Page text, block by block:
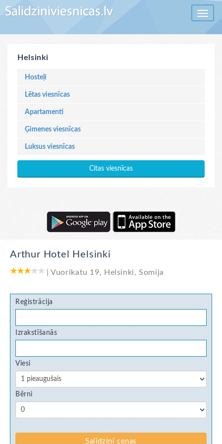
Toggle
Helsinki
Hosteļi
Lētas viesnīcas
Apartamenti
Ģimenes viesnīcas
Luksus viesnīcas
Citas viesnīcas
Arthur Hotel Helsinki
|Vuorikatu 19, Helsinki,Somija
Reģistrācija
Izrakstīšanās
Viesi
Bērni
Salīdzini cenas